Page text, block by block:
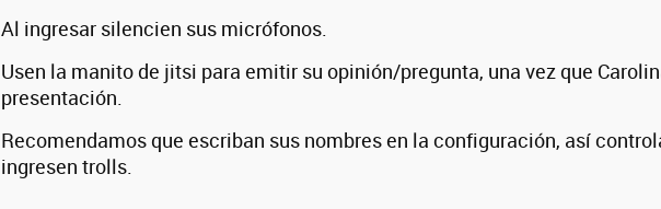
Al ingresar silencien sus micrófonos.
Usen la manito de jitsi para emitir su opinión/pregunta, una vez que
presentación.
Recomendamos que escriban sus nombres en la configuración, así
ingresen trolls.